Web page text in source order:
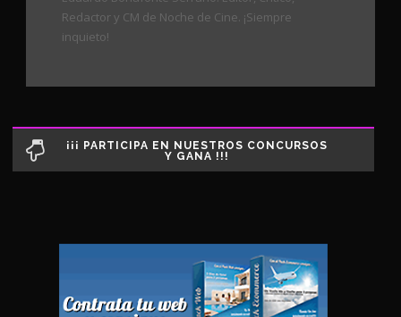
Redactor y CM de Noche de Cine. ¡Siempre
inquieto!
¡¡¡ PARTICIPA EN NUESTROS CONCURSOS
Y GANA !!!